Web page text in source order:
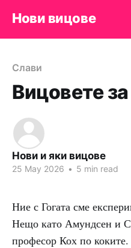
Нови вицове
Слави
Вицовете
Нови и яки вицове
25 May 2026 • 5 min read
Ние с Гогата сме
Нещо като Амундсен и
професор Кох по